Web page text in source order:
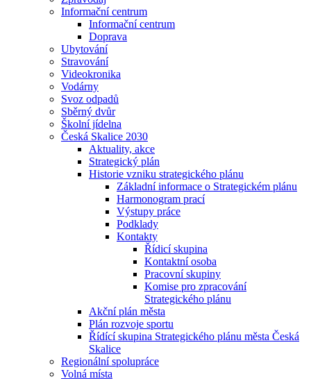
Informační centrum
Informační centrum
Doprava
Ubytování
Stravování
Videokronika
Vodárny
Svoz odpadů
Sběrný dvůr
Školní jídelna
Česká Skalice 2030
Aktuality, akce
Strategický plán
Historie vzniku strategického plánu
Základní informace o Strategickém plánu
Harmonogram prací
Výstupy práce
Podklady
Kontakty
Řídicí skupina
Kontaktní osoba
Pracovní skupiny
Komise pro zpracování
Strategického plánu
Akční plán města
Plán rozvoje sportu
Řídící skupina Strategického plánu města Česká
Skalice
Regionální spolupráce
Volná místa